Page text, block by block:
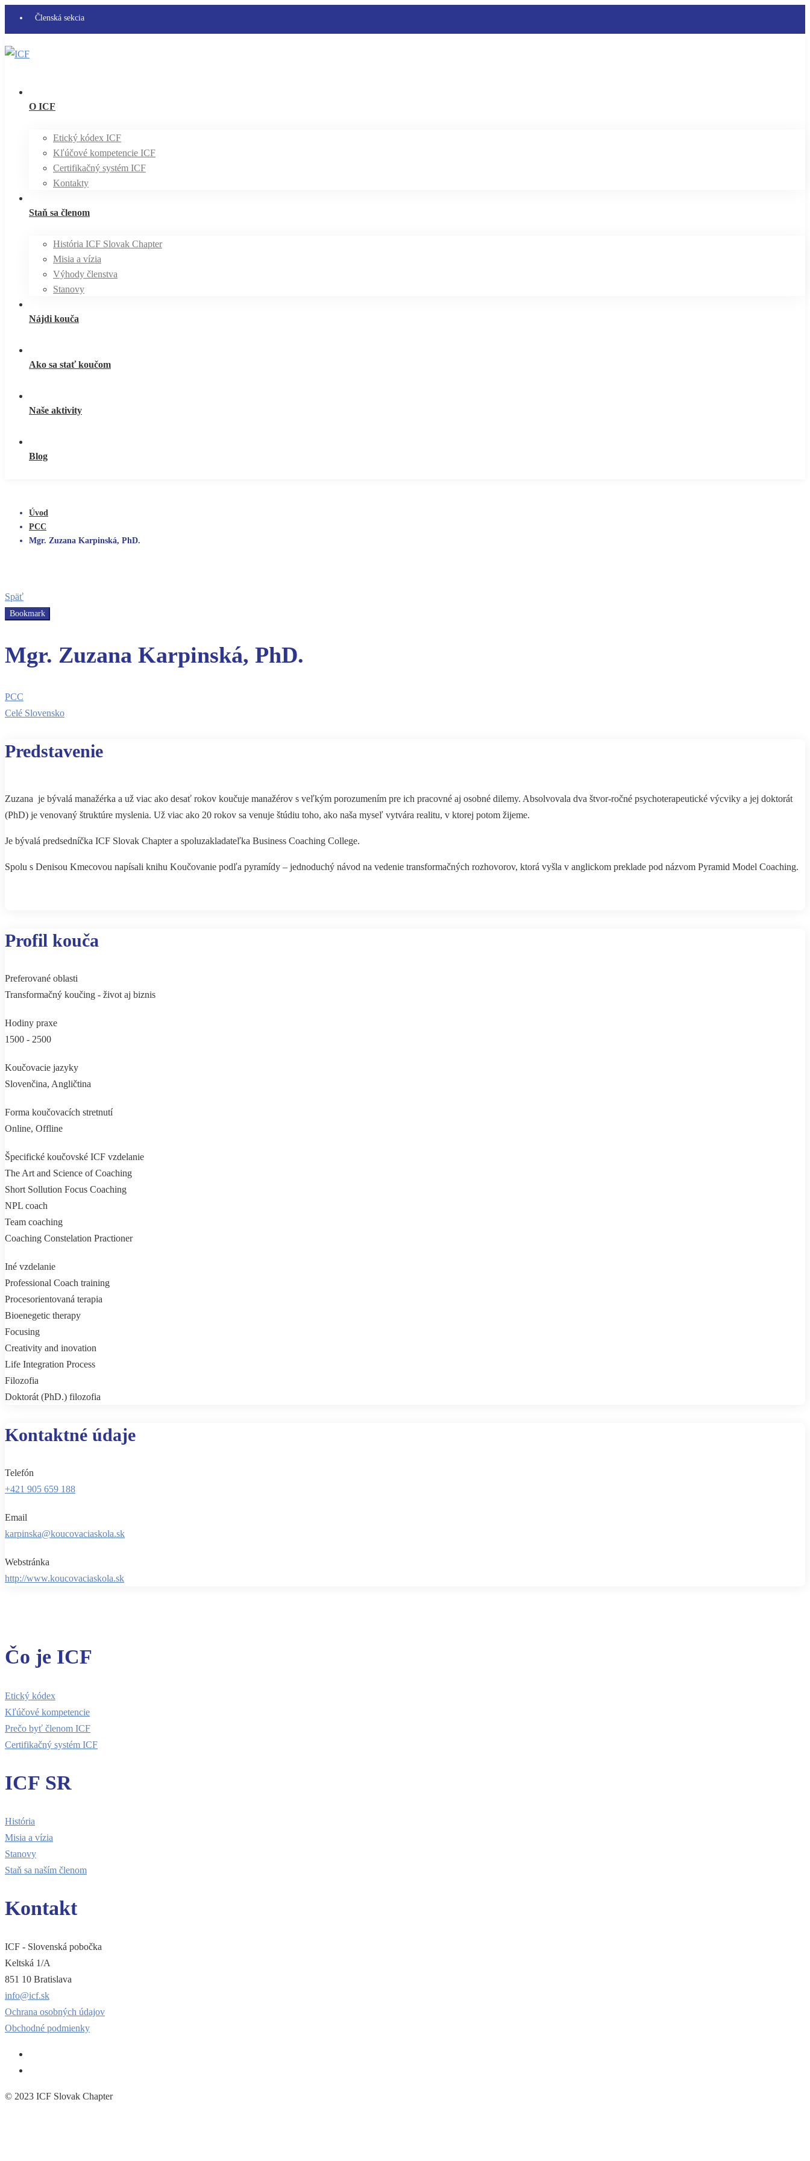
Členská sekcia
O ICF
Etický kódex ICF
Kľúčové kompetencie ICF
Certifikačný systém ICF
Kontakty
Staň sa členom
História ICF Slovak Chapter
Misia a vízia
Výhody členstva
Stanovy
Nájdi kouča
Ako sa stať koučom
Naše aktivity
Blog
Úvod
PCC
Mgr. Zuzana Karpinská, PhD.
Späť
Bookmark
Mgr. Zuzana Karpinská, PhD.
PCC
Celé Slovensko
Predstavenie
Zuzana je bývalá manažérka a už viac ako desať rokov koučuje manažérov s veľkým porozumením pre ich pracovné aj osobné dilemy. Absolvovala dva štvor-ročné psychoterapeutické výcviky a jej doktorát
(PhD) je venovaný štruktúre myslenia. Už viac ako 20 rokov sa venuje štúdiu toho, ako naša myseľ vytvára realitu, v ktorej potom žijeme.
Je bývalá predsedníčka ICF Slovak Chapter a spoluzakladateľka Business Coaching College.
Spolu s Denisou Kmecovou napísali knihu Koučovanie podľa pyramídy – jednoduchý návod na vedenie transformačných rozhovorov, ktorá vyšla v anglickom preklade pod názvom Pyramid Model Coaching.
Profil kouča
Preferované oblasti
Transformačný koučing - život aj biznis
Hodiny praxe
1500 - 2500
Koučovacie jazyky
Slovenčina, Angličtina
Forma koučovacích stretnutí
Online, Offline
Špecifické koučovské ICF vzdelanie
The Art and Science of Coaching
Short Sollution Focus Coaching
NPL coach
Team coaching
Coaching Constelation Practioner
Iné vzdelanie
Professional Coach training
Procesorientovaná terapia
Bioenegetic therapy
Focusing
Creativity and inovation
Life Integration Process
Filozofia
Doktorát (PhD.) filozofia
Kontaktné údaje
Telefón
+421 905 659 188
Email
karpinska@koucovaciaskola.sk
Webstránka
http://www.koucovaciaskola.sk
Čo je ICF
Etický kódex
Kľúčové kompetencie
Prečo byť členom ICF
Certifikačný systém ICF
ICF SR
História
Misia a vízia
Stanovy
Staň sa naším členom
Kontakt
ICF - Slovenská pobočka
Keltská 1/A
851 10 Bratislava
info@icf.sk
Ochrana osobných údajov
Obchodné podmienky
© 2023 ICF Slovak Chapter